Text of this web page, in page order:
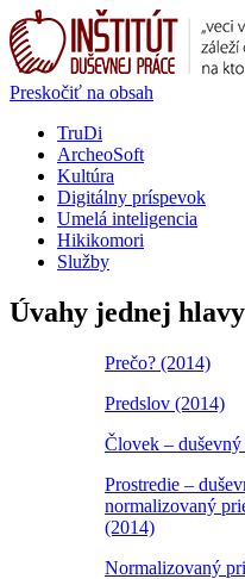
Preskočiť na obsah
TruDi
ArcheoSoft
Kultúra
Digitálny príspevok
Umelá inteligencia
Hikikomori
Služby
Úvahy jednej hlavy
Prečo? (2014)
Predslov (2014)
Človek –
Prostredie –
normalizovaný
(2014)
Normalizovaný